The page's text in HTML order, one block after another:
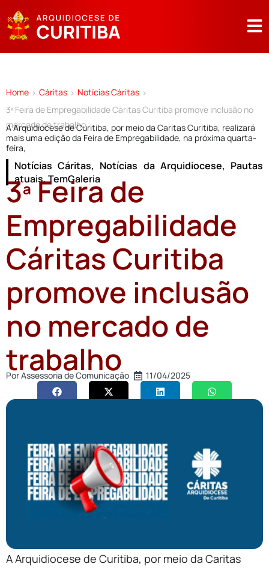
Home > Cáritas > Notícias Cáritas >
3ª Feira de Empregabilidade Cáritas Curitiba promove inclusão no
mercado de trabalho
A Arquidiocese de Curitiba, por meio da Caritas Curitiba, realizará
mais uma edição da Feira de Empregabilidade, na próxima quarta-
feira,
Notícias Cáritas, Notícias da Arquidiocese, Pautas
atuais,TemGaleria
3ª Feira de
Empregabilidade
Cáritas Curitiba
promove inclusão
no mercado de
trabalho
PorAssessoria de Comunicação 11/04/2025
A Arquidiocese de Curitiba, por meio da Caritas